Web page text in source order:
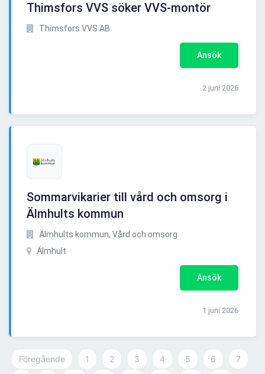
Thimsfors VVS söker VVS-montör
Thimsfors VVS AB
Ansök
2 juni 2026
Sommarvikarier till vård och omsorg i
Älmhults kommun
Älmhults kommun, Vård och omsorg
Älmhult
Ansök
1 juni 2026
Föregående 1 2 3 4 5 6 7